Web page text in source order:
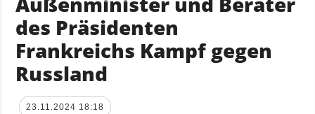
ALLE
RUBRIKEN
Krieg
Wiederaufbau
der Ukraine
Politik
AGENTUR
Kontakte
services
des Präsidenten
Frankreichs Kampf gegen
Russland
23.11.2024 18:18